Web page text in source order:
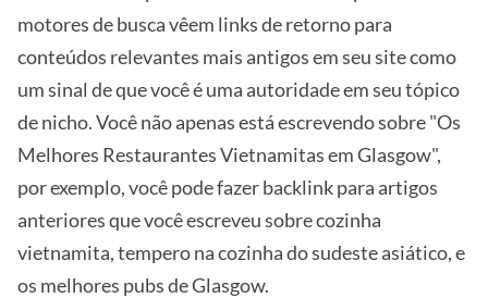
motores de busca vêem links de retorno para
conteúdos relevantes mais antigos em seu site como
um sinal de que você é uma autoridade em seu tópico
de nicho. Você não apenas está escrevendo sobre "Os
Melhores Restaurantes Vietnamitas em Glasgow",
por exemplo, você pode fazer backlink para artigos
anteriores que você escreveu sobre cozinha
vietnamita, tempero na cozinha do sudeste asiático, e
os melhores pubs de Glasgow.